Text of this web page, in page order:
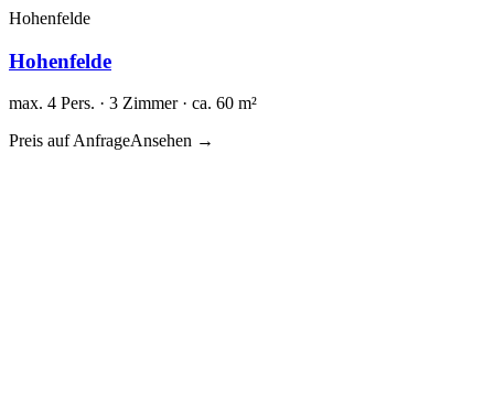
Hohenfelde
Hohenfelde
max. 4 Pers. · 3 Zimmer · ca. 60 m²
Preis auf AnfrageAnsehen →